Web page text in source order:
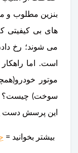
بنزین مطلوب و
های بی کیفیتی
می شوند؛ رخ
است. اما
موتور
سوخت) چیست؟ در
این پرسش دست
بیشتر بخوانید =